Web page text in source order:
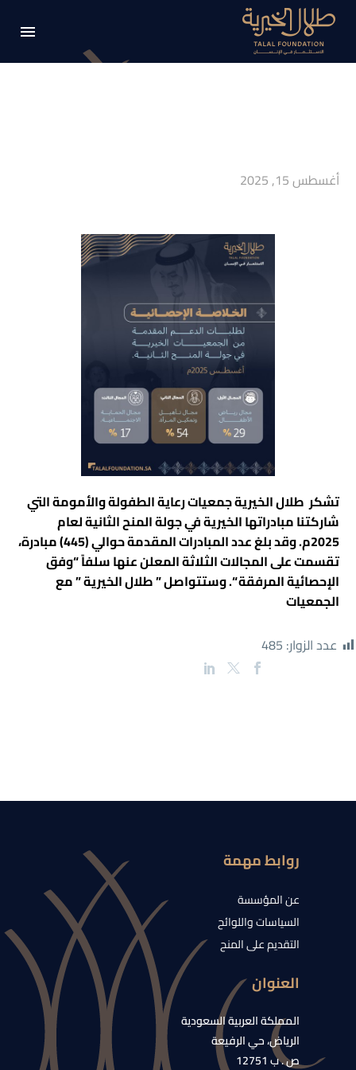
أغسطس 15, 2025
تشكر طلال الخيريةجمعيات رعاية الطفولة والأمومة التي
شاركتنا مبادراتها الخيرية في جولة المنح الثانية لعام
2025م. وقد بلغ عدد المبادرات المقدمة حوالي (445) مبادرة،
تقسمت على المجالات الثلاثة المعلن عنها سلفاً “وفق
الإحصائية المرفقة “. وستتواصل ” طلال الخيرية ” مع
الجمعيات
عدد الزوار: 485
روابط مهمة
عن المؤسسة
السياسات واللوائح
التقديم على المنح
العنوان
المملكة العربية السعودية
الرياض، حي الرفيعة
ص . ب 12751